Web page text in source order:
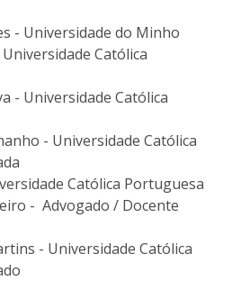
- Universidade do Minho
Católica
- Universidade Católica
- Universidade Católica
Católica Portuguesa
- Advogado / Docente
- Universidade Católica